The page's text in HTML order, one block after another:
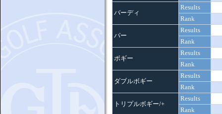
バーディ
Results
Rank
パー
Results
Rank
ボギー
Results
Rank
ダブルボギー
Results
Rank
トリプルボギー/+
Results
Rank